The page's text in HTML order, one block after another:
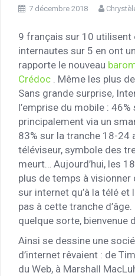
7 décembre 2018
9 français sur 10
internautes sur 5 en ont
rapporte le nouveau
Crédoc
. Même les plus
Sans grande surprise,
l’emprise du mobile :
principalement via un
83% sur la tranche 18-24
téléviseur, symbole des
meurt… Aujourd’hui, les
plus de temps à
sur internet qu’à la télé et
pas à cette tranche
quelque sorte, bienvenue
Ainsi se dessine une
d’internet rêvaient : de
du Web, à Marshall